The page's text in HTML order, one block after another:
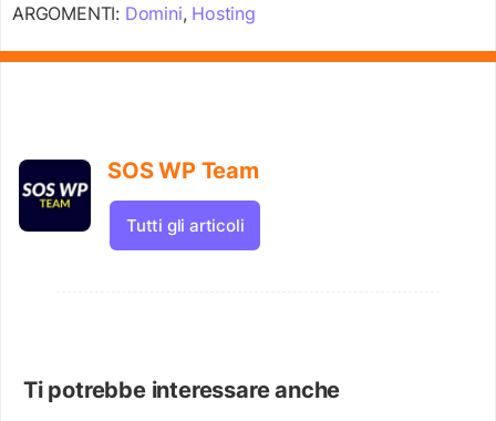
ARGOMENTI: Domini, Hosting
SOS WP Team
Tutti gli articoli
Ti potrebbe interessare anche